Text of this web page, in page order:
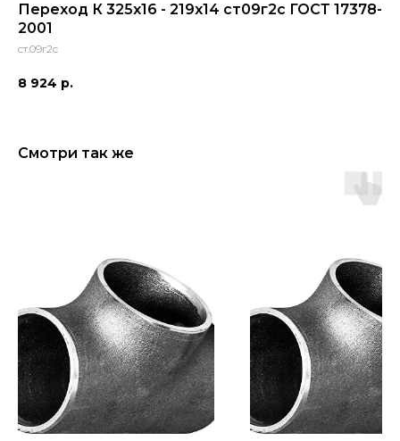
Переход К 325x16 - 219x14 ст09г2с ГОСТ 17378-
2001
ст.09г2с
8 924 р.
Смотри так же